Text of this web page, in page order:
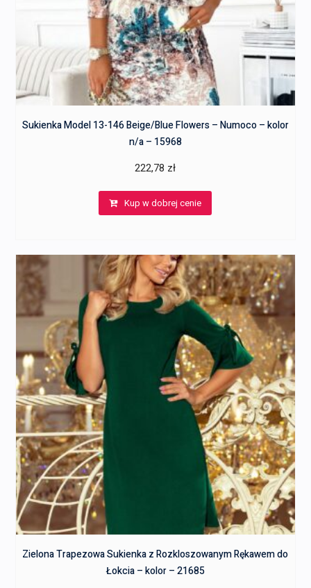
Sukienka Model 13-146 Beige/Blue Flowers – Numoco – kolor
n/a – 15968
222,78 zł
Kup w dobrej cenie
Zielona Trapezowa Sukienka z Rozkloszowanym Rękawem do
Łokcia – kolor – 21685